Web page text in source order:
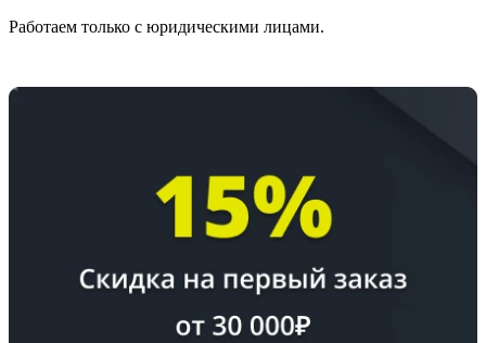
Работаем только с юридическими лицами.